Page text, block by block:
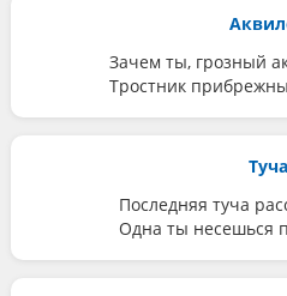
Зачем ты, грозный
Тростник
Туча
Последняя туча
Одна ты несешься